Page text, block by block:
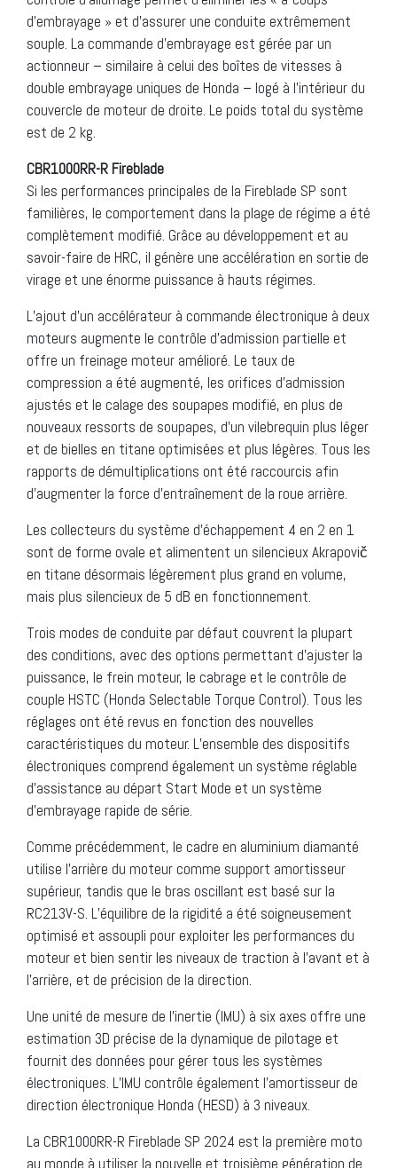
d’embrayage » et d’assurer une conduite extrêmement
souple. La commande d’embrayage est gérée par un
actionneur – similaire à celui des boîtes de vitesses à
double embrayage uniques de Honda – logé à l’intérieur du
couvercle de moteur de droite. Le poids total du système
est de 2 kg.
CBR1000RR-R Fireblade
Si les performances principales de la Fireblade SP sont
familières, le comportement dans la plage de régime a été
complètement modifié. Grâce au développement et au
savoir-faire de HRC, il génère une accélération en sortie de
virage et une énorme puissance à hauts régimes.
L’ajout d’un accélérateur à commande électronique à deux
moteurs augmente le contrôle d’admission partielle et
offre un freinage moteur amélioré. Le taux de
compression a été augmenté, les orifices d’admission
ajustés et le calage des soupapes modifié, en plus de
nouveaux ressorts de soupapes, d’un vilebrequin plus léger
et de bielles en titane optimisées et plus légères. Tous les
rapports de démultiplications ont été raccourcis afin
d’augmenter la force d’entraînement de la roue arrière.
Les collecteurs du système d’échappement 4 en 2 en 1
sont de forme ovale et alimentent un silencieux Akrapovič
en titane désormais légèrement plus grand en volume,
mais plus silencieux de 5 dB en fonctionnement.
Trois modes de conduite par défaut couvrent la plupart
des conditions, avec des options permettant d’ajuster la
puissance, le frein moteur, le cabrage et le contrôle de
couple HSTC (Honda Selectable Torque Control). Tous les
réglages ont été revus en fonction des nouvelles
caractéristiques du moteur. L’ensemble des dispositifs
électroniques comprend également un système réglable
d’assistance au départ Start Mode et un système
d’embrayage rapide de série.
Comme précédemment, le cadre en aluminium diamanté
utilise l’arrière du moteur comme support amortisseur
supérieur, tandis que le bras oscillant est basé sur la
RC213V-S. L’équilibre de la rigidité a été soigneusement
optimisé et assoupli pour exploiter les performances du
moteur et bien sentir les niveaux de traction à l’avant et à
l’arrière, et de précision de la direction.
Une unité de mesure de l’inertie (IMU) à six axes offre une
estimation 3D précise de la dynamique de pilotage et
fournit des données pour gérer tous les systèmes
électroniques. L’IMU contrôle également l’amortisseur de
direction électronique Honda (HESD) à 3 niveaux.
La CBR1000RR-R Fireblade SP 2024 est la première moto
au monde à utiliser la nouvelle et troisième génération de